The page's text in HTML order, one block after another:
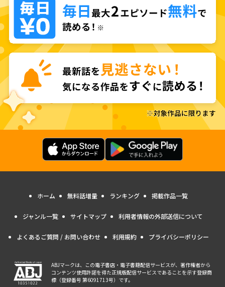
ホーム 無料話増量 ランキング 掲載作品一覧
ジャンル一覧 サイトマップ 利用者情報の外部送信について
よくあるご質問 / お問い合わせ 利用規約 プライバシーポリシー
ABJマークは、この電子書店・電子書籍配信サービスが、著作権者から
コンテンツ使用許諾を得た正規版配信サービスであることを示す登録商
標（登録番号 第6091713号）です。